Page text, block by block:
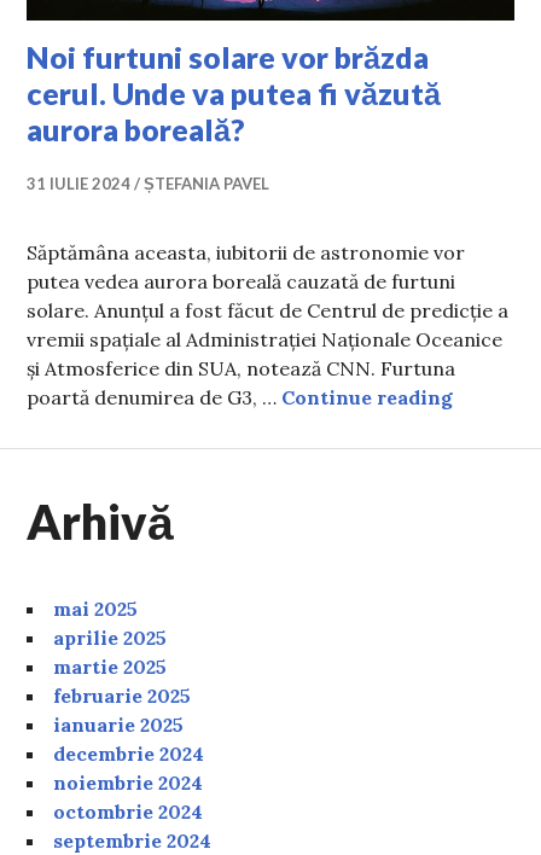
Noi furtuni solare vor brăzda
cerul. Unde va putea fi văzută
aurora boreală?
31 IULIE 2024 ȘTEFANIA PAVEL
Săptămâna aceasta, iubitorii de astronomie vor
putea vedea aurora boreală cauzată de furtuni
solare. Anunțul a fost făcut de Centrul de predicție a
vremii spațiale al Administrației Naționale Oceanice
și Atmosferice din SUA, notează CNN. Furtuna
poartă denumirea de G3, … Continue readingNoi
Arhivă
mai 2025
aprilie 2025
martie 2025
februarie 2025
ianuarie 2025
decembrie 2024
noiembrie 2024
octombrie 2024
septembrie 2024